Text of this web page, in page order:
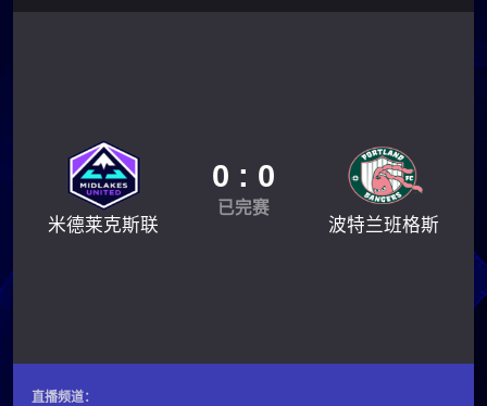
米德莱克斯联
0 : 0
已完赛
波特兰班格斯
直播频道：